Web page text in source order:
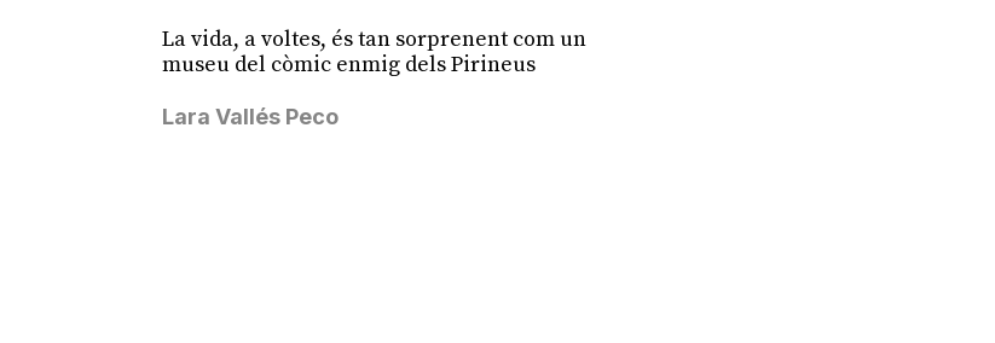
La vida, a voltes, és tan sorprenent com un
museu del còmic enmig dels Pirineus
Lara Vallés Peco